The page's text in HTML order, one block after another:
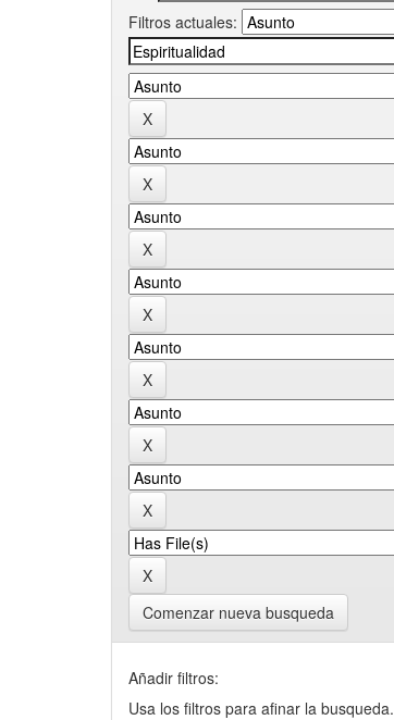
Filtros actuales:
Comenzar nueva busqueda
Añadir filtros:
Usa los filtros para afinar la busqueda.